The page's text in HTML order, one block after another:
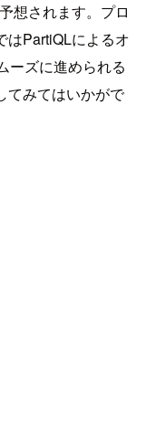
想されます。プロ
はPartiQLによるオ
ーズに進められる
てみてはいかがで